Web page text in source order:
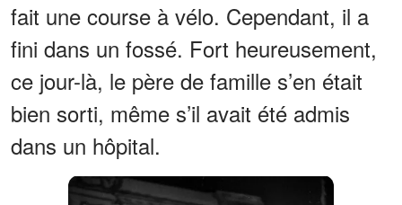
fait une course à vélo. Cependant, il a
fini dans un fossé. Fort heureusement,
ce jour-là, le père de famille s’en était
bien sorti, même s’il avait été admis
dans un hôpital.